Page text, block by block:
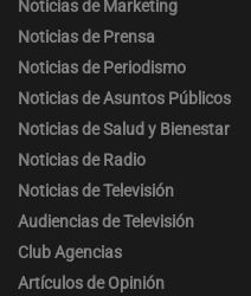
Noticias de Marketing
Noticias de Prensa
Noticias de Periodismo
Noticias de Asuntos Públicos
Noticias de Salud y Bienestar
Noticias de Radio
Noticias de Televisión
Audiencias de Televisión
Club Agencias
Artículos de Opinión